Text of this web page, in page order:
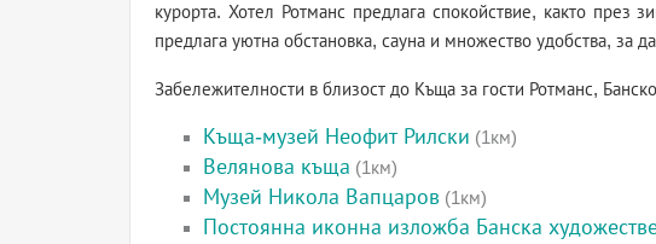
курорта. Хотел Ротманс предлага спокойствие, както през
предлага уютна обстановка, сауна и множество удобства, за
Забележителности в близост до Къща за гости Ротманс,
Къща-музей Неофит Рилски (1км)
Велянова къща (1км)
Музей Никола Вапцаров (1км)
Постоянна иконна изложба Банска